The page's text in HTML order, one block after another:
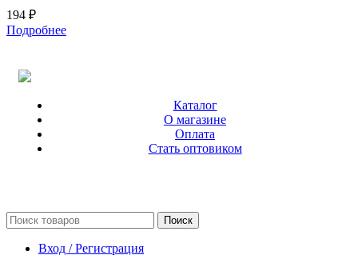
194 ₽
Подробнее
Каталог
О магазине
Оплата
Стать оптовиком
Поиск
Вход / Регистрация